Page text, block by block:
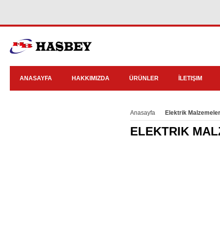
ANASAYFA HAKKIMIZDA ÜRÜNLER İLETIŞIM
Anasayfa Elektrik
ELEKTRIK